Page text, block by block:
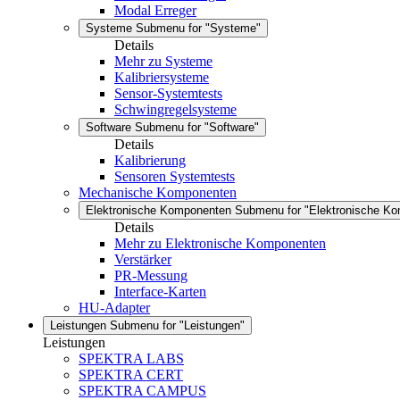
Modal Erreger
Systeme Submenu for "Systeme"
Details
Mehr zu Systeme
Kalibriersysteme
Sensor-Systemtests
Schwingregelsysteme
Software Submenu for "Software"
Details
Kalibrierung
Sensoren Systemtests
Mechanische Komponenten
Elektronische Komponenten Submenu for "Elektronische
Details
Mehr zu Elektronische Komponenten
Verstärker
PR-Messung
Interface-Karten
HU-Adapter
Leistungen Submenu for "Leistungen"
Leistungen
SPEKTRA LABS
SPEKTRA CERT
SPEKTRA CAMPUS